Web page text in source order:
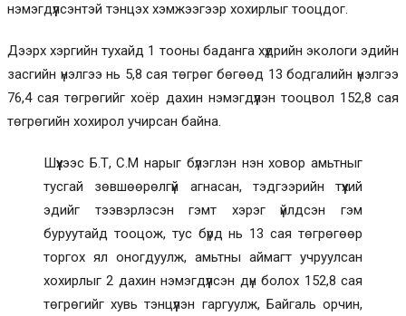
нэмэгдүүлсэнтэй тэнцэх хэмжээгээр хохирлыг тооцдог.
Дээрх хэргийн тухайд 1 тооны баданга хүдрийн экологи эдийн
засгийн үнэлгээ нь 5,8 сая төгрөг бөгөөд 13 бодгалийн үнэлгээ
76,4 сая төгрөгийг хоёр дахин нэмэгдүүлэн тооцвол 152,8 сая
төгрөгийн хохирол учирсан байна.
Шүүхээс Б.Т, С.М нарыг бүлэглэн нэн ховор амьтныг
тусгай зөвшөөрөлгүй агнасан, тэдгээрийн түүхий
эдийг тээвэрлэсэн гэмт хэрэг үйлдсэн гэм
буруутайд тооцож, тус бүрд нь 13 сая төгрөгөөр
торгох ял оногдуулж, амьтны аймагт учруулсан
хохирлыг 2 дахин нэмэгдүүлсэн дүн болох 152,8 сая
төгрөгийг хувь тэнцүүлэн гаргуулж, Байгаль орчин,